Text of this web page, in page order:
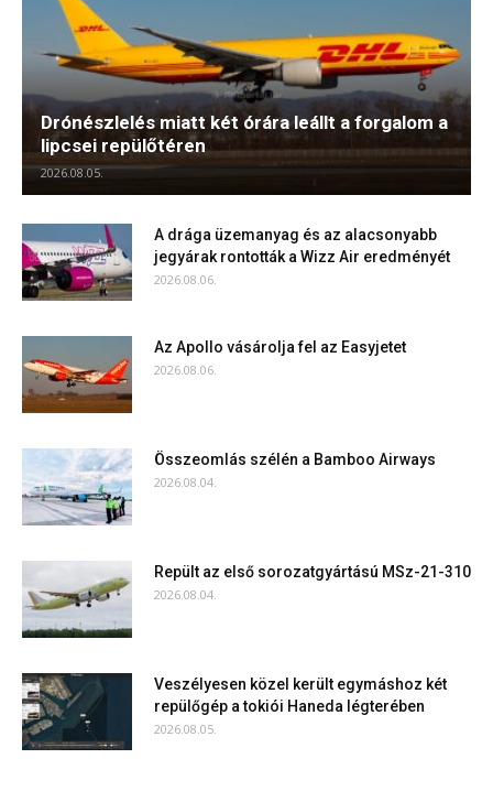
Drónészlelés miatt két órára leállt a forgalom a
lipcsei repülőtéren
2026.08.05.
A drága üzemanyag és az alacsonyabb
jegyárak rontották a Wizz Air eredményét
2026.08.06.
Az Apollo vásárolja fel az Easyjetet
2026.08.06.
Összeomlás szélén a Bamboo Airways
2026.08.04.
Repült az első sorozatgyártású MSz-21-310
2026.08.04.
Veszélyesen közel került egymáshoz két
repülőgép a tokiói Haneda légterében
2026.08.05.